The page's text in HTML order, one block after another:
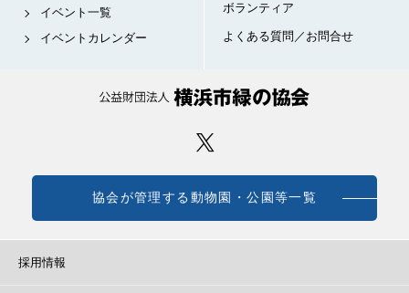
イベント一覧
イベントカレンダー
ボランティア
よくある質問／お問合せ
協会が管理する動物園・公園等一覧
採用情報